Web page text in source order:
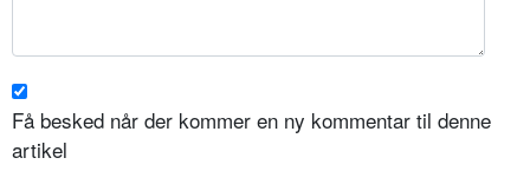
Få besked når der kommer en ny kommentar til denne
artikel